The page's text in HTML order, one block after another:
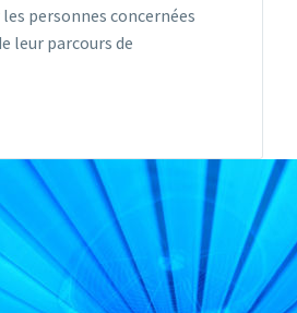
personnes concernées
leur parcours de